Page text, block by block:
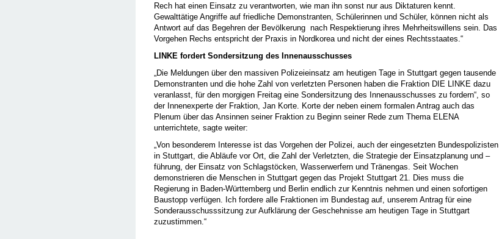
Rech hat einen Einsatz zu verantworten, wie man ihn sonst nur aus Diktaturen kennt.
Gewalttätige Angriffe auf friedliche Demonstranten, Schülerinnen und Schüler, können nicht als
Antwort auf das Begehren der Bevölkerung nach Respektierung ihres Mehrheitswillens sein. Das
Vorgehen Rechs entspricht der Praxis in Nordkorea und nicht der eines Rechtsstaates.“
LINKE fordert Sondersitzung des Innenausschusses
„Die Meldungen über den massiven Polizeieinsatz am heutigen Tage in Stuttgart gegen tausende
Demonstranten und die hohe Zahl von verletzten Personen haben die Fraktion DIE LINKE dazu
veranlasst, für den morgigen Freitag eine Sondersitzung des Innenausschusses zu fordern“, so
der Innenexperte der Fraktion, Jan Korte. Korte der neben einem formalen Antrag auch das
Plenum über das Ansinnen seiner Fraktion zu Beginn seiner Rede zum Thema ELENA
unterrichtete, sagte weiter:
„Von besonderem Interesse ist das Vorgehen der Polizei, auch der eingesetzten Bundespolizisten
in Stuttgart, die Abläufe vor Ort, die Zahl der Verletzten, die Strategie der Einsatzplanung und –
führung, der Einsatz von Schlagstöcken, Wasserwerfern und Tränengas. Seit Wochen
demonstrieren die Menschen in Stuttgart gegen das Projekt Stuttgart 21. Dies muss die
Regierung in Baden-Württemberg und Berlin endlich zur Kenntnis nehmen und einen sofortigen
Baustopp verfügen. Ich fordere alle Fraktionen im Bundestag auf, unserem Antrag für eine
Sonderausschusssitzung zur Aufklärung der Geschehnisse am heutigen Tage in Stuttgart
zuzustimmen.“